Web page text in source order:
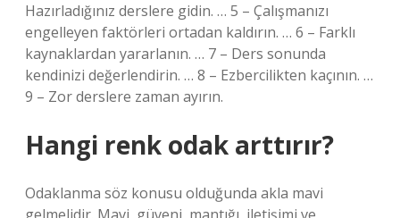
Hazırladığınız derslere gidin. … 5 – Çalışmanızı
engelleyen faktörleri ortadan kaldırın. … 6 – Farklı
kaynaklardan yararlanın. … 7 – Ders sonunda
kendinizi değerlendirin. … 8 – Ezbercilikten kaçının. …
9 – Zor derslere zaman ayırın.
Hangi renk odak arttırır?
Odaklanma söz konusu olduğunda akla mavi